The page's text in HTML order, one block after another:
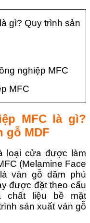
gì? Quy trình sản
nghiệp MFC
MFC
MFC là gì?
gỗ MDF
loại cửa được làm
(Melamine Face
ván gỗ dăm phủ
được đặt theo cấu
chất liệu bề mặt
sản xuất ván gỗ